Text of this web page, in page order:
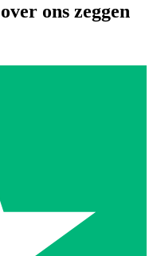
ons zeggen